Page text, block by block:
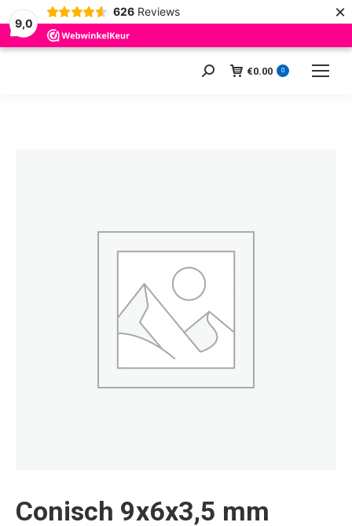
9,0
626 Reviews ×
Zoeken: €0.00 0
Conisch 9x6x3,5 mm